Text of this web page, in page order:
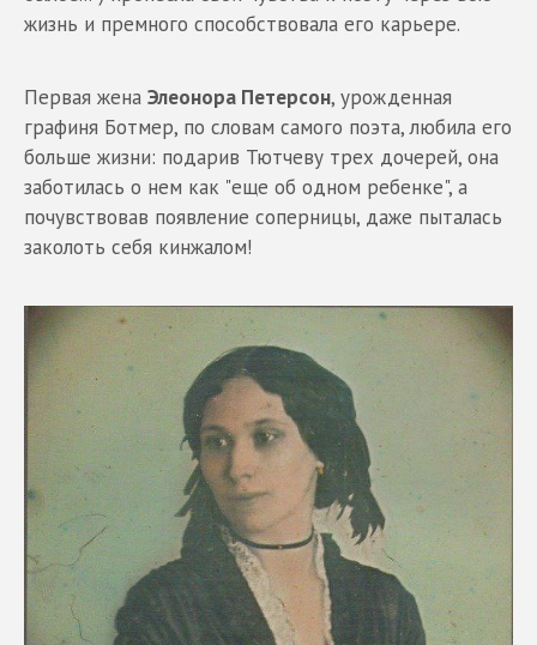
жизнь и премного способствовала его карьере.
Первая жена Элеонора Петерсон, урожденная
графиня Ботмер, по словам самого поэта, любила его
больше жизни: подарив Тютчеву трех дочерей, она
заботилась о нем как "еще об одном ребенке", а
почувствовав появление соперницы, даже пыталась
заколоть себя кинжалом!